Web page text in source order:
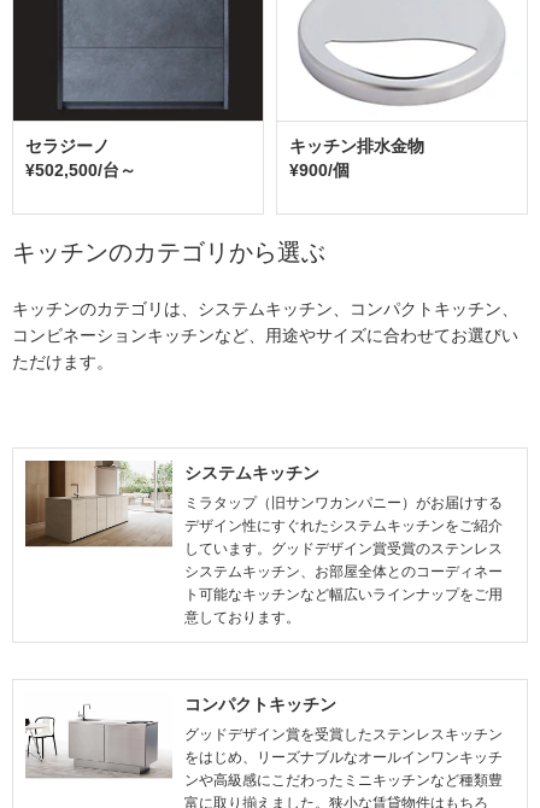
i
セラジーノ
¥502,500/台～
キッチン排水金物
¥900/個
キッチンのカテゴリから選ぶ
キッチンのカテゴリは、システムキッチン、コンパクトキッチン、
コンビネーションキッチンなど、用途やサイズに合わせてお選びい
ただけます。
システムキッチン
ミラタップ（旧サンワカンパニー）がお届けする
デザイン性にすぐれたシステムキッチンをご紹介
しています。グッドデザイン賞受賞のステンレス
システムキッチン、お部屋全体とのコーディネー
ト可能なキッチンなど幅広いラインナップをご用
意しております。
コンパクトキッチン
グッドデザイン賞を受賞したステンレスキッチン
をはじめ、リーズナブルなオールインワンキッチ
ンや高級感にこだわったミニキッチンなど種類豊
富に取り揃えました。狭小な賃貸物件はもちろ